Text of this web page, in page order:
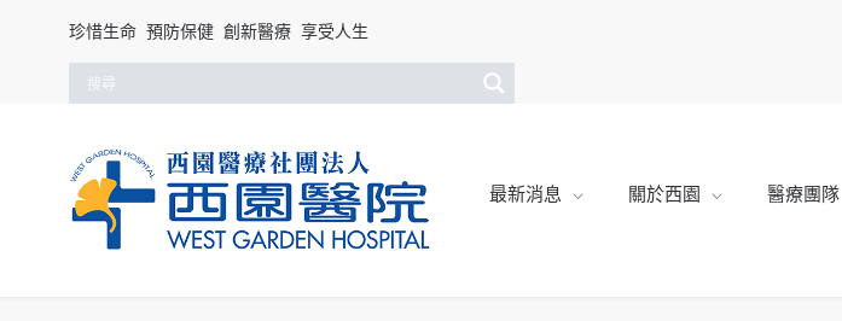
珍惜生命 預防保健 創新醫療 享受人生
最新消息 關於西園 醫療團隊